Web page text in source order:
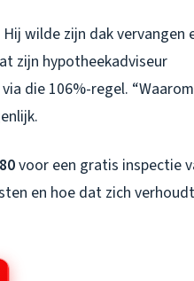
wilde zijn dak vervangen
zijn hypotheekadviseur
die 106%-regel. “Waarom
voor een gratis inspectie
en hoe dat zich verhoudt